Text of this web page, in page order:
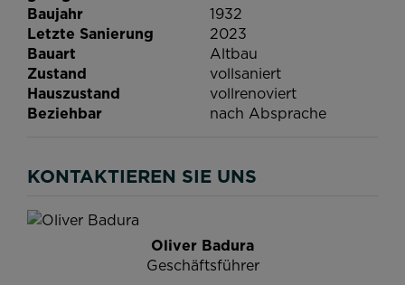
Baujahr
1932
Letzte Sanierung
2023
Bauart
Altbau
Zustand
vollsaniert
Hauszustand
vollrenoviert
Beziehbar
nach Absprache
KONTAKTIEREN SIE UNS
Oliver Badura
Geschäftsführer